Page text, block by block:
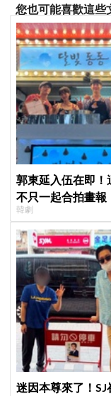
您也可能喜歡這些
郭東延入伍在即
不只一起合拍畫報
韓劇
迷因本尊來了！